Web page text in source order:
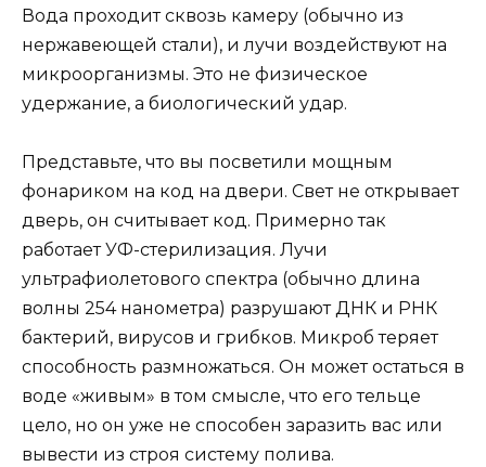
Вода проходит сквозь камеру (обычно из
нержавеющей стали), и лучи воздействуют на
микроорганизмы. Это не физическое
удержание, а биологический удар.
Представьте, что вы посветили мощным
фонариком на код на двери. Свет не открывает
дверь, он считывает код. Примерно так
работает УФ-стерилизация. Лучи
ультрафиолетового спектра (обычно длина
волны 254 нанометра) разрушают ДНК и РНК
бактерий, вирусов и грибков. Микроб теряет
способность размножаться. Он может остаться в
воде «живым» в том смысле, что его тельце
цело, но он уже не способен заразить вас или
вывести из строя систему полива.